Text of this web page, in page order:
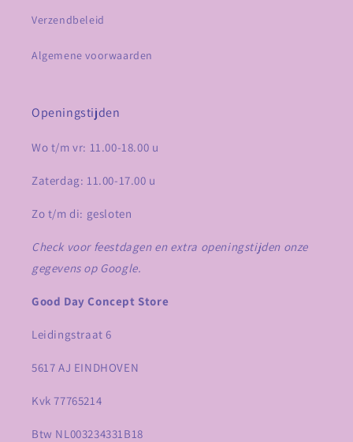
Verzendbeleid
Algemene voorwaarden
Openingstijden
Wo t/m vr: 11.00-18.00 u
Zaterdag: 11.00-17.00 u
Zo t/m di: gesloten
Check voor feestdagen en extra openingstijden onze
gegevens op Google.
Good Day Concept Store
Leidingstraat 6
5617 AJ EINDHOVEN
Kvk 77765214
Btw NL003234331B18